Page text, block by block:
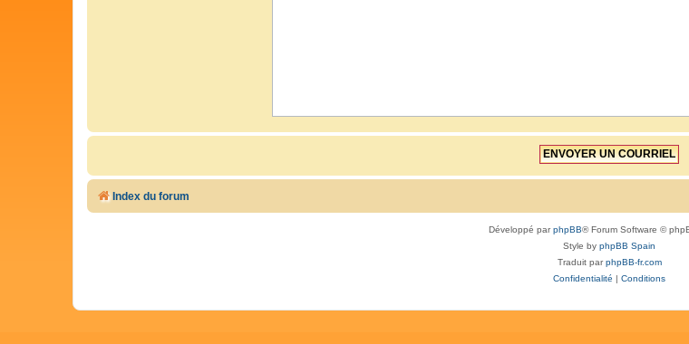
Index du forum
Développé parphpBB® Forum Software ©
Style by phpBB Spain
Traduit parphpBB-fr.com
Confidentialité | Conditions